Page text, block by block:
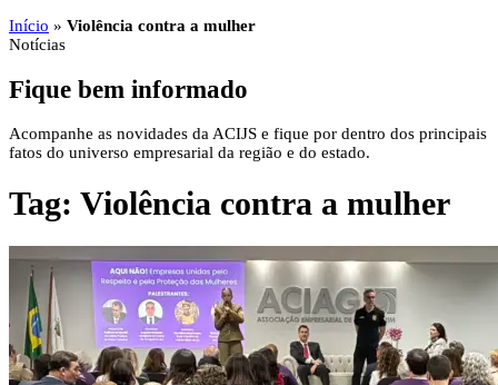
Início » Violência contra a mulher
Notícias
Fique bem informado
Acompanhe as novidades da ACIJS e fique por dentro dos principais
fatos do universo empresarial da região e do estado.
Tag: Violência contra a mulher